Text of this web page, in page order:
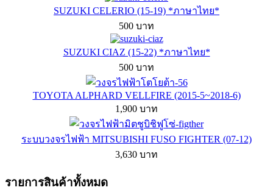
SUZUKI CELERIO (15-19) *ภาษาไทย*
500 บาท
SUZUKI CIAZ (15-22) *ภาษาไทย*
500 บาท
TOYOTA ALPHARD VELLFIRE (2015-5~2018-6)
1,900 บาท
ระบบวงจรไฟฟ้า MITSUBISHI FUSO FIGHTER (07-12)
3,630 บาท
รายการสินค้าทั้งหมด